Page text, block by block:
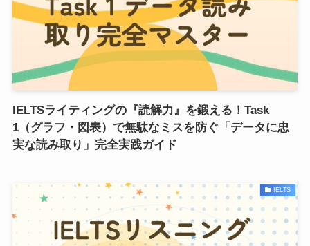
IELTSライティングの『読解力』を鍛える！Task
1（グラフ・図表）で無駄なミスを防ぐ「データに忠
実な読み取り」完全実践ガイド
IELTS